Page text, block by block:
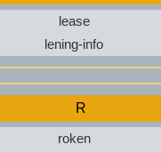
lease
lening-info
R
roken